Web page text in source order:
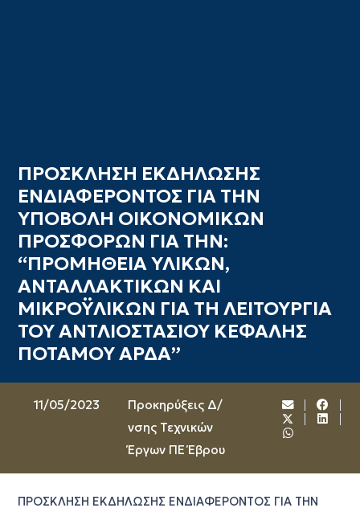
ΠΡΟΣΚΛΗΣΗ ΕΚΔΗΛΩΣΗΣ
ΕΝΔΙΑΦΕΡΟΝΤΟΣ ΓΙΑ ΤΗΝ
ΥΠΟΒΟΛΗ ΟΙΚΟΝΟΜΙΚΩΝ
ΠΡΟΣΦΟΡΩΝ ΓΙΑ ΤΗΝ:
“ΠΡΟΜΗΘΕΙΑ ΥΛΙΚΩΝ,
ΑΝΤΑΛΛΑΚΤΙΚΩΝ ΚΑΙ
ΜΙΚΡΟΫΛΙΚΩΝ ΓΙΑ ΤΗ ΛΕΙΤΟΥΡΓΙΑ
ΤΟΥ ΑΝΤΛΙΟΣΤΑΣΙΟΥ ΚΕΦΑΛΗΣ
ΠΟΤΑΜΟΥ ΑΡΔΑ”
11/05/2023
Προκηρύξεις Δ/
νσης Τεχνικών
Έργων ΠΕ Έβρου
ΠΡΟΣΚΛΗΣΗ ΕΚΔΗΛΩΣΗΣ ΕΝΔΙΑΦΕΡΟΝΤΟΣ ΓΙΑ ΤΗΝ